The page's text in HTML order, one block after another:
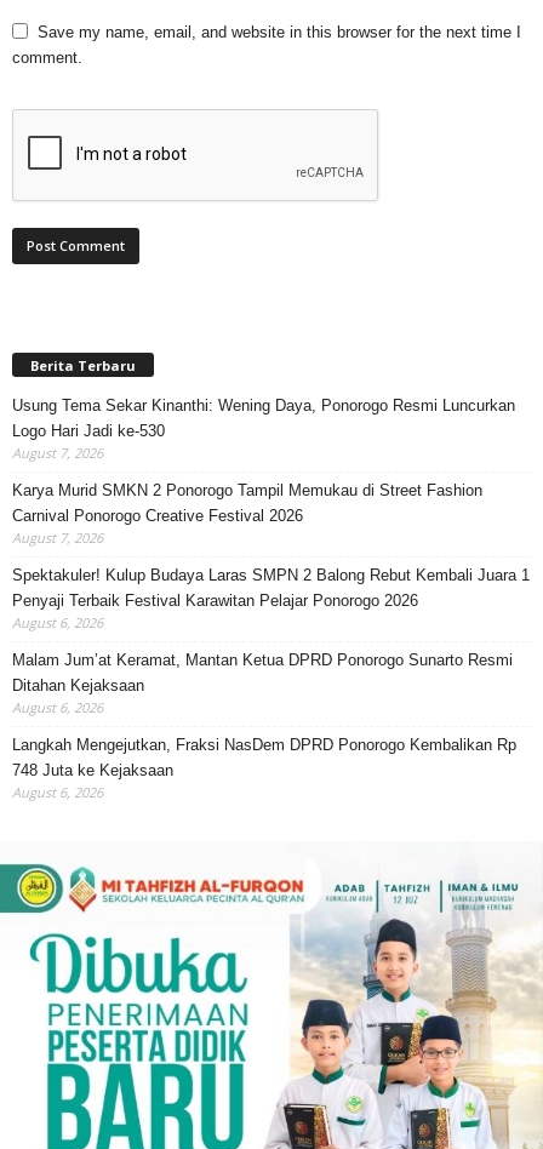
Save my name, email, and website in this browser for the next time I
comment.
Berita Terbaru
Usung Tema Sekar Kinanthi: Wening Daya, Ponorogo Resmi Luncurkan
Logo Hari Jadi ke-530
August 7, 2026
Karya Murid SMKN 2 Ponorogo Tampil Memukau di Street Fashion
Carnival Ponorogo Creative Festival 2026
August 7, 2026
Spektakuler! Kulup Budaya Laras SMPN 2 Balong Rebut Kembali Juara 1
Penyaji Terbaik Festival Karawitan Pelajar Ponorogo 2026
August 6, 2026
Malam Jum’at Keramat, Mantan Ketua DPRD Ponorogo Sunarto Resmi
Ditahan Kejaksaan
August 6, 2026
Langkah Mengejutkan, Fraksi NasDem DPRD Ponorogo Kembalikan Rp
748 Juta ke Kejaksaan
August 6, 2026